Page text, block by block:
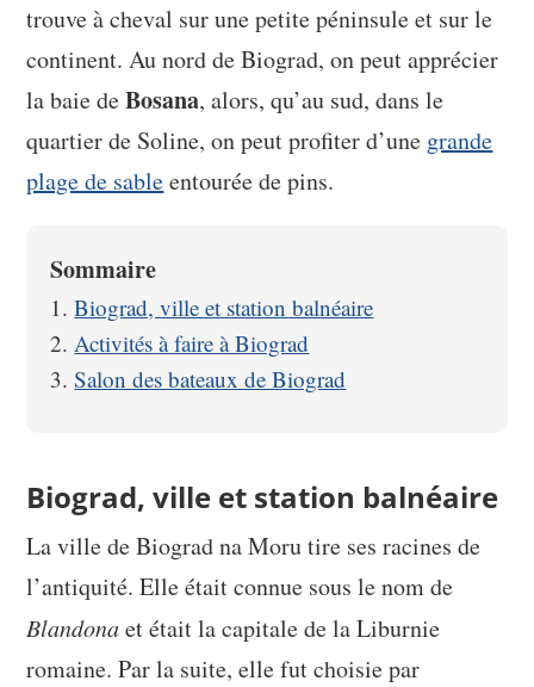
trouve à cheval sur une petite péninsule et sur le
continent. Au nord de Biograd, on peut apprécier
la baie deBosana, alors, qu’au sud, dans le
quartier de Soline, on peut profiter d’une grande
plage de sableentourée de pins.
Sommaire
Biograd, ville et station balnéaire
Activités à faire à Biograd
Salon des bateaux de Biograd
Biograd, ville et station balnéaire
La ville de Biograd na Moru tire ses racines de
l’antiquité. Elle était connue sous le nom de
Blandonaet était la capitale de la Liburnie
romaine. Par la suite, elle fut choisie par